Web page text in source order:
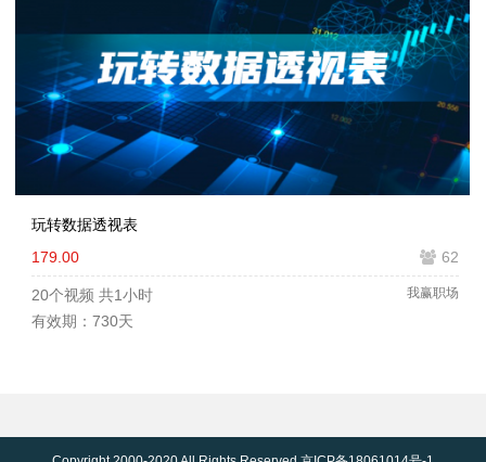
玩转数据透视表
62
179.00
我赢职场
20个视频 共1小时
有效期：730天